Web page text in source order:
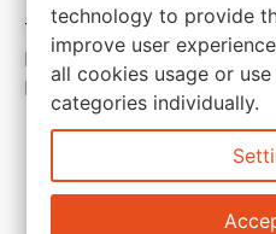
Termeni si conditii
Politica de confidentialitate
Politica de cookie
technology to provide
improve user
all cookies usage or
categories individually.